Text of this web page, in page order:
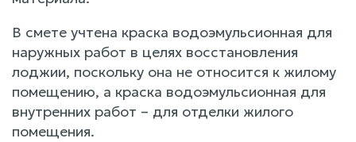
В смете учтена краска водоэмульсионная для
наружных работ в целях восстановления
лоджии, поскольку она не относится к жилому
помещению, а краска водоэмульсионная для
внутренних работ – для отделки жилого
помещения.